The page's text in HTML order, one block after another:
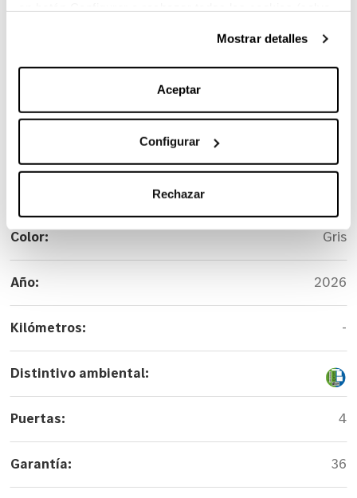
información sobre el uso de cookies y sus derechos vea
nuestraPolítica de Cookies.
Mostrar detalles
Aceptar
Configurar
Rechazar
Características principales:
Color: Gris
Año: 2026
Kilómetros: -
Distintivo ambiental:
Puertas: 4
Garantía: 36